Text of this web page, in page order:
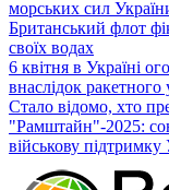
морських сил
Британський флот
своїх водах
6 квітня в Україні
внаслідок
Стало відомо, хто
"Рамштайн"-2025:
військову підтримку